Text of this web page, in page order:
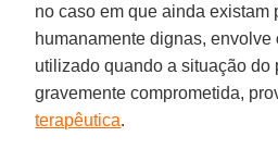
no caso em que ainda existam
humanamente dignas, envolve
utilizado quando a situação do
gravemente comprometida,
terapêutica.